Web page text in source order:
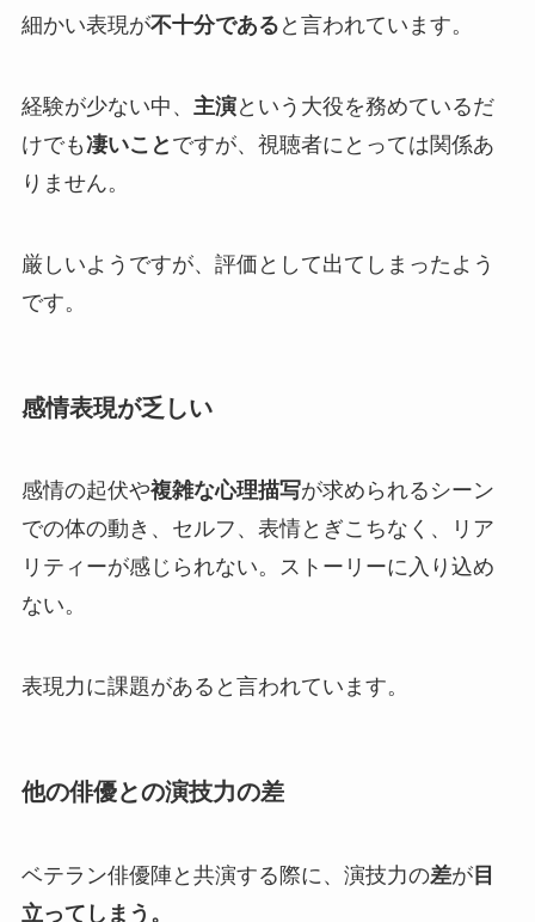
細かい表現が不十分である と言われています。
経験が少ない中、 主演という大役を務めているだ
けでも凄いこと ですが、視聴者にとっては関係あ
りません。
厳しいようですが、評価として出てしまったよう
です。
感情表現が乏しい
感情の起伏や複雑な心理描写が求められるシーン
での体の動き、セルフ、表情とぎこちなく、リア
リティーが感じられない。ストーリーに入り込め
ない。
表現力に課題があると言われています。
他の俳優との演技力の差
ベテラン俳優陣と共演する際に、演技力の差が目
立ってしまう。